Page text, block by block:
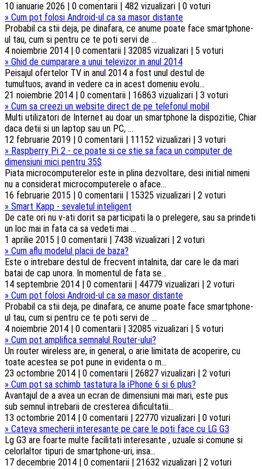
10 ianuarie 2026 | 0 comentarii | 482 vizualizari | 0 voturi
» Cum pot folosi Android-ul ca sa masor distante
Probabil ca stii deja, pe dinafara, ce anume poate face smartphone-
ul tau, cum si pentru ce te poti servi de ...
4 noiembrie 2014 | 0 comentarii | 32085 vizualizari | 5 voturi
» Ghid de cumparare a unui televizor in anul 2014
Peisajul ofertelor TV in anul 2014 a fost unul destul de
tumultuos, avand in vedere ca in acest domeniu evolu...
21 noiembrie 2014 | 0 comentarii | 16863 vizualizari | 3 voturi
» Cum sa creezi un website direct de pe telefonul mobil
Multi utilizatori de Internet au doar un smartphone la dispozitie, Chiar
daca detii si un laptop sau un PC, ...
12 februarie 2019 | 0 comentarii | 11152 vizualizari | 3 voturi
» Raspberry Pi 2 - ce poate si ce stie sa faca un computer de
dimensiuni mici pentru 35$
Piata microcomputerelor este in plina dezvoltare, desi initial nimeni
nu a considerat microcomputerele o aface...
16 februarie 2015 | 0 comentarii | 15325 vizualizari | 2 voturi
» Smart Kapp - sevaletul inteligent
De cate ori nu v-ati dorit sa participati la o prelegere, sau sa prindeti
un loc mai in fata ca sa vedeti mai ...
1 aprilie 2015 | 0 comentarii | 7438 vizualizari | 2 voturi
» Cum aflu modelul placii de baza?
Este o intrebare destul de frecvent intalnita, dar care le da mari
batai de cap unora. In momentul de fata se...
14 septembrie 2014 | 0 comentarii | 44779 vizualizari | 2 voturi
» Cum pot folosi Android-ul ca sa masor distante
Probabil ca stii deja, pe dinafara, ce anume poate face smartphone-
ul tau, cum si pentru ce te poti servi de ...
4 noiembrie 2014 | 0 comentarii | 32085 vizualizari | 5 voturi
» Cum pot amplifica semnalul Router-ului?
Un router wireless are, in general, o arie limitata de acoperire, cu
toate acestea se pot pune in evidenta o m...
23 octombrie 2014 | 0 comentarii | 26827 vizualizari | 2 voturi
» Cum pot sa schimb tastatura la iPhone 6 si 6 plus?
Avantajul de a avea un ecran de dimensiuni mai mari, este pus
sub semnul intrebarii de cresterea dificultatii...
13 octombrie 2014 | 0 comentarii | 22770 vizualizari | 0 voturi
» Cateva smecherii interesante pe care le poti face cu LG G3
Lg G3 are foarte multe facilitati interesante , uzuale si comune si
celorlaltor tipuri de smartphone-uri, insa...
17 decembrie 2014 | 0 comentarii | 21632 vizualizari | 2 voturi